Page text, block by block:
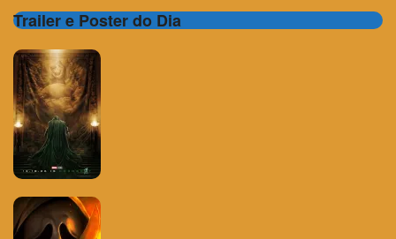
Trailer e Poster do Dia